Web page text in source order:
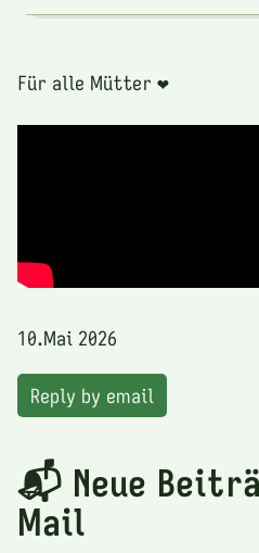
Für alle Mütter ❤️
10.Mai 2026
Reply by email
📬 Neue
Mail